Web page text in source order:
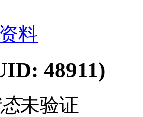
料
48911)
未验证